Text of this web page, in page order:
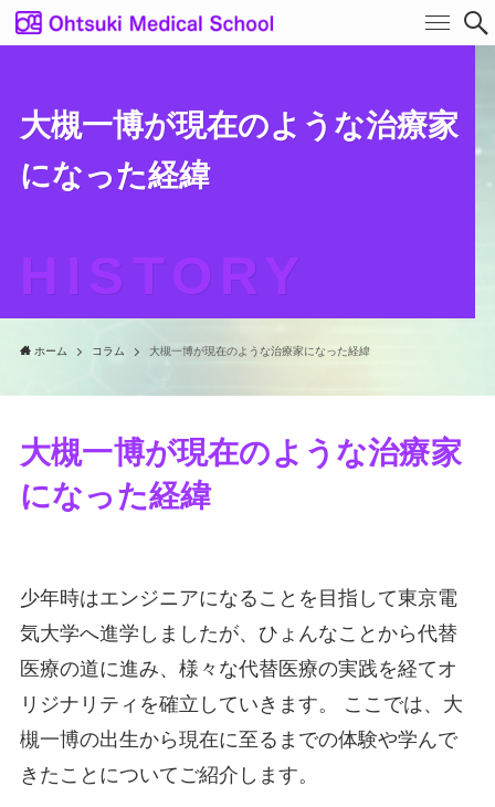
大槻一博が現在のような治療家
になった経緯
HISTORY
ホーム コラム 大槻一博が現在のような治療家になった経緯
大槻一博が現在のような治療家
になった経緯
少年時はエンジニアになることを目指して東京電
気大学へ進学しましたが、ひょんなことから代替
医療の道に進み、様々な代替医療の実践を経てオ
リジナリティを確立していきます。 ここでは、大
槻一博の出生から現在に至るまでの体験や学んで
きたことについてご紹介します。